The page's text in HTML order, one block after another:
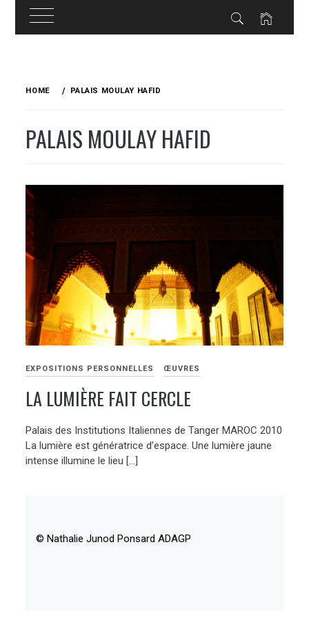
HOME PALAIS MOULAY HAFID
PALAIS MOULAY HAFID
EXPOSITIONS PERSONNELLES ŒUVRES
LA LUMIÈRE FAIT CERCLE
Palais des Institutions Italiennes de Tanger MAROC 2010
La lumière est génératrice d’espace. Une lumière jaune
intense illumine le lieu […]
© Nathalie Junod Ponsard ADAGP